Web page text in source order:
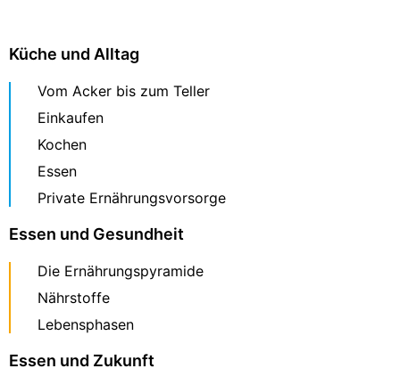
Küche und Alltag
Vom Acker bis zum Teller
Einkaufen
Kochen
Essen
Private Ernährungsvorsorge
Essen und Gesundheit
Die Ernährungspyramide
Nährstoffe
Lebensphasen
Essen und Zukunft